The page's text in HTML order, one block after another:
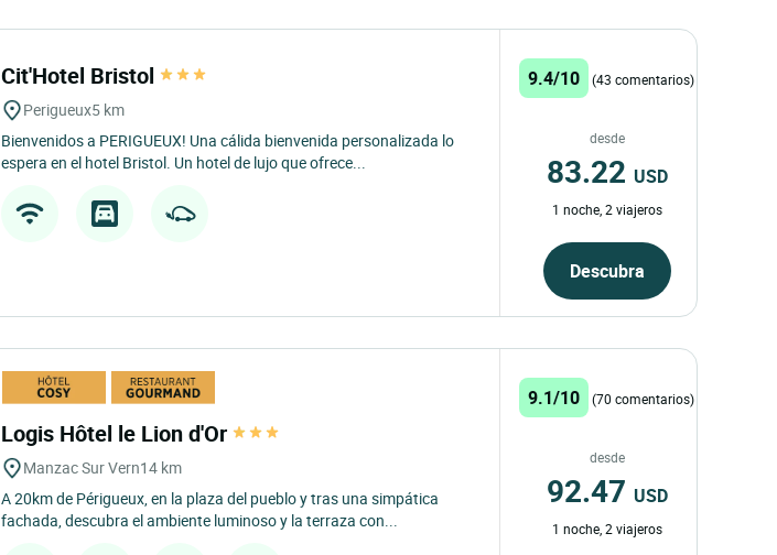
Cit'Hotel Bristol
Perigueux5 km
Bienvenidos a PERIGUEUX! Una cálida bienvenida personalizada lo
espera en el hotel Bristol. Un hotel de lujo que ofrece...
9.4/10 (43 comentarios)
desde
83.22 USD
1 noche, 2 viajeros
Descubra
Logis Hôtel le Lion d'Or
Manzac Sur Vern14 km
A 20km de Périgueux, en la plaza del pueblo y tras una simpática
fachada, descubra el ambiente luminoso y la terraza con...
9.1/10 (70 comentarios)
desde
92.47 USD
1 noche, 2 viajeros